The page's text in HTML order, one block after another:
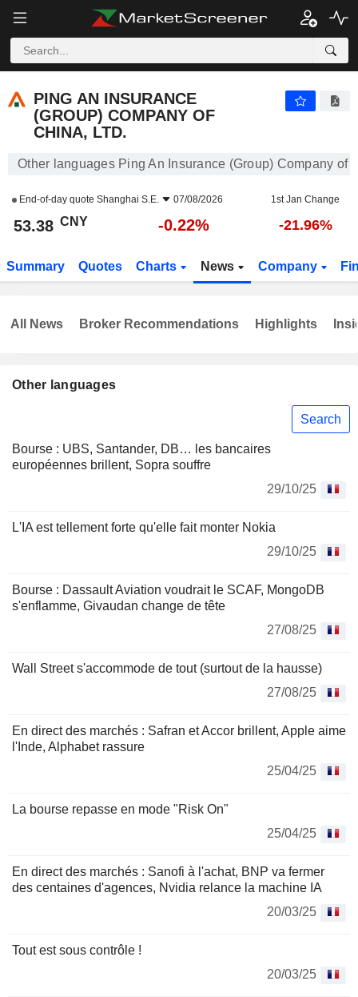
PING AN INSURANCE
(GROUP) COMPANY OF
CHINA, LTD.
Other languages Ping An Insurance (Group) Company of
End-of-day quote Shanghai S.E. 07/08/2026 1st Jan Change
53.38 CNY -0.22% -21.96%
Summary Quotes Charts News Company
Other languages
Search
Bourse : UBS, Santander, DB… les bancaires
européennes brillent, Sopra souffre
29/10/25
L'IA est tellement forte qu'elle fait monter Nokia
29/10/25
Bourse : Dassault Aviation voudrait le SCAF, MongoDB
s'enflamme, Givaudan change de tête
27/08/25
Wall Street s'accommode de tout (surtout de la hausse)
27/08/25
En direct des marchés : Safran et Accor brillent, Apple aime
l'Inde, Alphabet rassure
25/04/25
La bourse repasse en mode "Risk On"
25/04/25
En direct des marchés : Sanofi à l'achat, BNP va fermer
des centaines d'agences, Nvidia relance la machine IA
20/03/25
Tout est sous contrôle !
20/03/25
All News Broker Recommendations Highlights